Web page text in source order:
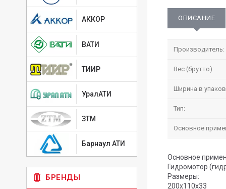
АККОР
ВАТИ
ТИИР
УралАТИ
ЗТМ
Барнаул АТИ
БРЕНДЫ
ОПИСАНИЕ
Производитель:
Вес (брутто):
Ширина в
Тип:
Основное
Основное
Гидромотор
Размеры:
200х110х33